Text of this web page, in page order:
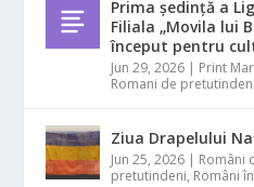
Prima ședință a
Filiala „Movila lui
început pentru
Jun 29, 2026 | Print
Romani de pretutindeni
Ziua Drapelului
Jun 25, 2026 | Români
pretutindeni, Români